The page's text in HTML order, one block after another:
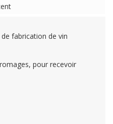
fabrication de vin
pour recevoir